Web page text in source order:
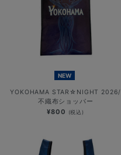
NEW
YOKOHAMA STAR☆NIGHT 2026/
不織布ショッパー
¥800 (税込)